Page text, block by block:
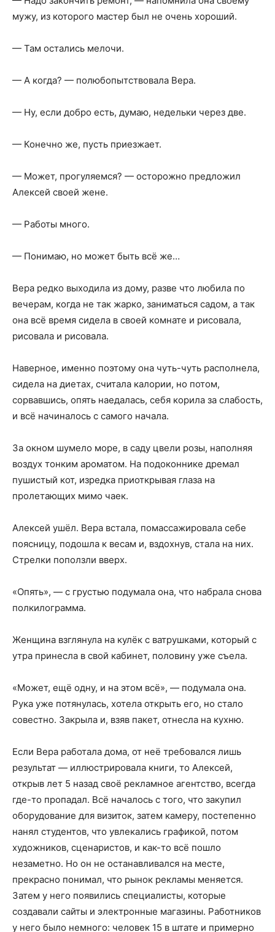
мужу, из которого мастер был не очень хороший.
— Там остались мелочи.
— А когда? — полюбопытствовала Вера.
— Ну, если добро есть, думаю, недельки через две.
— Конечно же, пусть приезжает.
— Может, прогуляемся? — осторожно предложил
Алексей своей жене.
— Работы много.
— Понимаю, но может быть всё же…
Вера редко выходила из дому, разве что любила по
вечерам, когда не так жарко, заниматься садом, а так
она всё время сидела в своей комнате и рисовала,
рисовала и рисовала.
Наверное, именно поэтому она чуть-чуть располнела,
сидела на диетах, считала калории, но потом,
сорвавшись, опять наедалась, себя корила за слабость,
и всё начиналось с самого начала.
За окном шумело море, в саду цвели розы, наполняя
воздух тонким ароматом. На подоконнике дремал
пушистый кот, изредка приоткрывая глаза на
пролетающих мимо чаек.
Алексей ушёл. Вера встала, помассажировала себе
поясницу, подошла к весам и, вздохнув, стала на них.
Стрелки поползли вверх.
«Опять», — с грустью подумала она, что набрала снова
полкилограмма.
Женщина взглянула на кулёк с ватрушками, который с
утра принесла в свой кабинет, половину уже съела.
«Может, ещё одну, и на этом всё», — подумала она.
Рука уже потянулась, хотела открыть его, но стало
совестно. Закрыла и, взяв пакет, отнесла на кухню.
Если Вера работала дома, от неё требовался лишь
результат — иллюстрировала книги, то Алексей,
открыв лет 5 назад своё рекламное агентство, всегда
где-то пропадал. Всё началось с того, что закупил
оборудование для визиток, затем камеру, постепенно
нанял студентов, что увлекались графикой, потом
художников, сценаристов, и как-то всё пошло
незаметно. Но он не останавливался на месте,
прекрасно понимал, что рынок рекламы меняется.
Затем у него появились специалисты, которые
создавали сайты и электронные магазины. Работников
у него было немного: человек 15 в штате и примерно